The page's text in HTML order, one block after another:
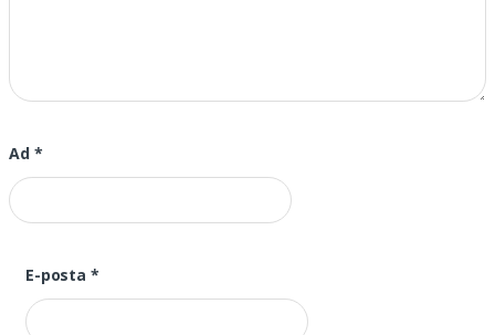
Ad *
E-posta *